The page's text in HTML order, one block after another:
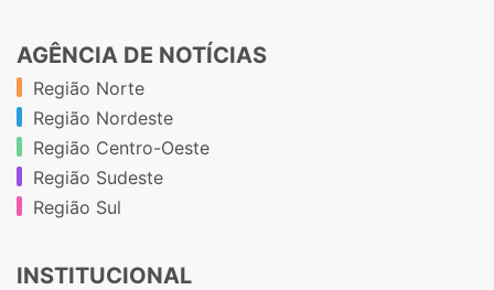
AGÊNCIA DE NOTÍCIAS
Região Norte
Região Nordeste
Região Centro-Oeste
Região Sudeste
Região Sul
INSTITUCIONAL